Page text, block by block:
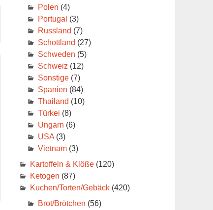
Polen (4)
Portugal (3)
Russland (7)
Schottland (27)
Schweden (5)
Schweiz (12)
Sonstige(7)
Spanien (84)
Thailand (10)
Türkei (8)
Ungarn (6)
USA(3)
Vietnam(3)
Kartoffeln & Klöße(120)
Ketogen (87)
Kuchen/Torten/Gebäck(420)
Brot/Brötchen (56)